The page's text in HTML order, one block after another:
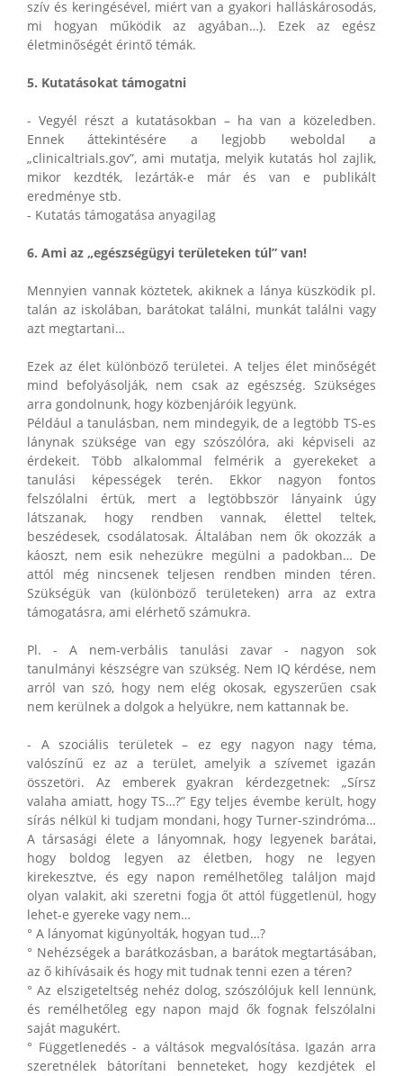
szív és keringésével, miért van a gyakori halláskárosodás,
mi hogyan működik az agyában…). Ezek az egész
életminőségét érintő témák.
5. Kutatásokat támogatni
- Vegyél részt a kutatásokban – ha van a közeledben.
Ennek áttekintésére a legjobb weboldal a
„clinicaltrials.gov”, ami mutatja, melyik kutatás hol zajlik,
mikor kezdték, lezárták-e már és van e publikált
eredménye stb.
- Kutatás támogatása anyagilag
6. Ami az „egészségügyi területeken túl” van!
Mennyien vannak köztetek, akiknek a lánya küszködik pl.
talán az iskolában, barátokat találni, munkát találni vagy
azt megtartani…
Ezek az élet különböző területei. A teljes élet minőségét
mind befolyásolják, nem csak az egészség. Szükséges
arra gondolnunk, hogy közbenjáróik legyünk.
Például a tanulásban, nem mindegyik, de a legtöbb TS-es
lánynak szüksége van egy szószólóra, aki képviseli az
érdekeit. Több alkalommal felmérik a gyerekeket a
tanulási képességek terén. Ekkor nagyon fontos
felszólalni értük, mert a legtöbbször lányaink úgy
látszanak, hogy rendben vannak, élettel teltek,
beszédesek, csodálatosak. Általában nem ők okozzák a
káoszt, nem esik nehezükre megülni a padokban… De
attól még nincsenek teljesen rendben minden téren.
Szükségük van (különböző területeken) arra az extra
támogatásra, ami elérhető számukra.
Pl. - A nem-verbális tanulási zavar - nagyon sok
tanulmányi készségre van szükség. Nem IQ kérdése, nem
arról van szó, hogy nem elég okosak, egyszerűen csak
nem kerülnek a dolgok a helyükre, nem kattannak be.
- A szociális területek – ez egy nagyon nagy téma,
valószínű ez az a terület, amelyik a szívemet igazán
összetöri. Az emberek gyakran kérdezgetnek: „Sírsz
valaha amiatt, hogy TS…?” Egy teljes évembe került, hogy
sírás nélkül ki tudjam mondani, hogy Turner-szindróma…
A társasági élete a lányomnak, hogy legyenek barátai,
hogy boldog legyen az életben, hogy ne legyen
kirekesztve, és egy napon remélhetőleg találjon majd
olyan valakit, aki szeretni fogja őt attól függetlenül, hogy
lehet-e gyereke vagy nem…
° A lányomat kigúnyolták, hogyan tud…?
° Nehézségek a barátkozásban, a barátok megtartásában,
az ő kihívásaik és hogy mit tudnak tenni ezen a téren?
° Az elszigeteltség nehéz dolog, szószólójuk kell lennünk,
és remélhetőleg egy napon majd ők fognak felszólalni
saját magukért.
° Függetlenedés - a váltások megvalósítása. Igazán arra
szeretnélek bátorítani benneteket, hogy kezdjétek el